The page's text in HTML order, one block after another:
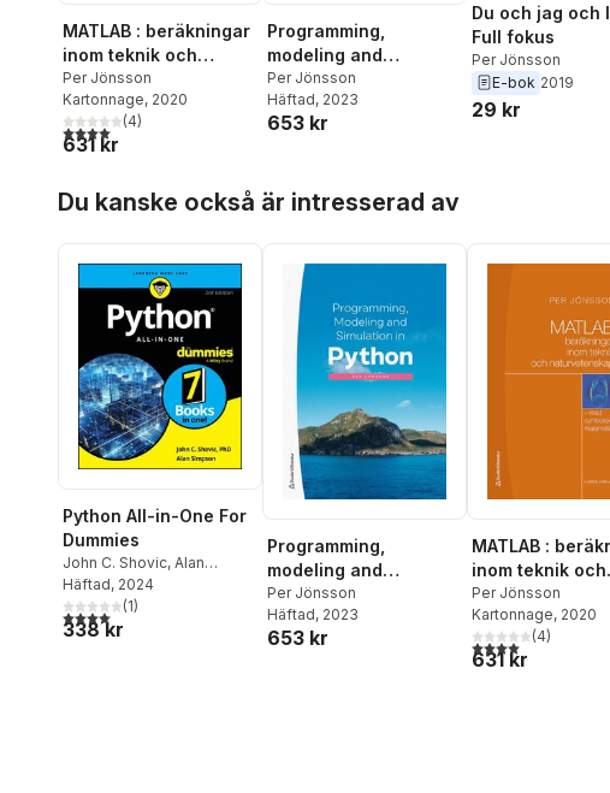
MATLAB : beräkningar
inom teknik och
naturvetenskap : med
symbolisk matematik
Per Jönsson
Kartonnage, 2020
4,0utav 5 stjärnor. Totalt antal röster:
(4)
631 kr
Programming,
modeling and
simulation in Python
Per Jönsson
Häftad, 2023
653 kr
Du och jag och
Full fokus
Per Jönsson
E-bok 2019
29 kr
Du kanske också är intresserad av
Python All-in-One For
Dummies
John C. Shovic, Alan
Simpson
Häftad, 2024
4,0utav 5 stjärnor. Totalt antal röster:
(1)
338 kr
Programming,
modeling and
simulation in Python
Per Jönsson
Häftad, 2023
653 kr
MATLAB :
inom teknik och
naturvetenskap
symbolisk
Per Jönsson
Kartonnage, 2020
4,0utav 5 stjärnor.
(4)
631 kr